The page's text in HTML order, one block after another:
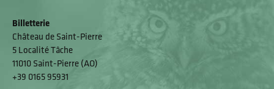
Billetterie
Château de Saint-Pierre
5 Localité Tâche
11010 Saint-Pierre (AO)
+39 0165 95931